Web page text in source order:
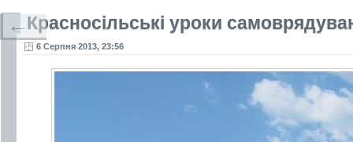
Красносільські уроки
6 Серпня 2013, 23:56
←